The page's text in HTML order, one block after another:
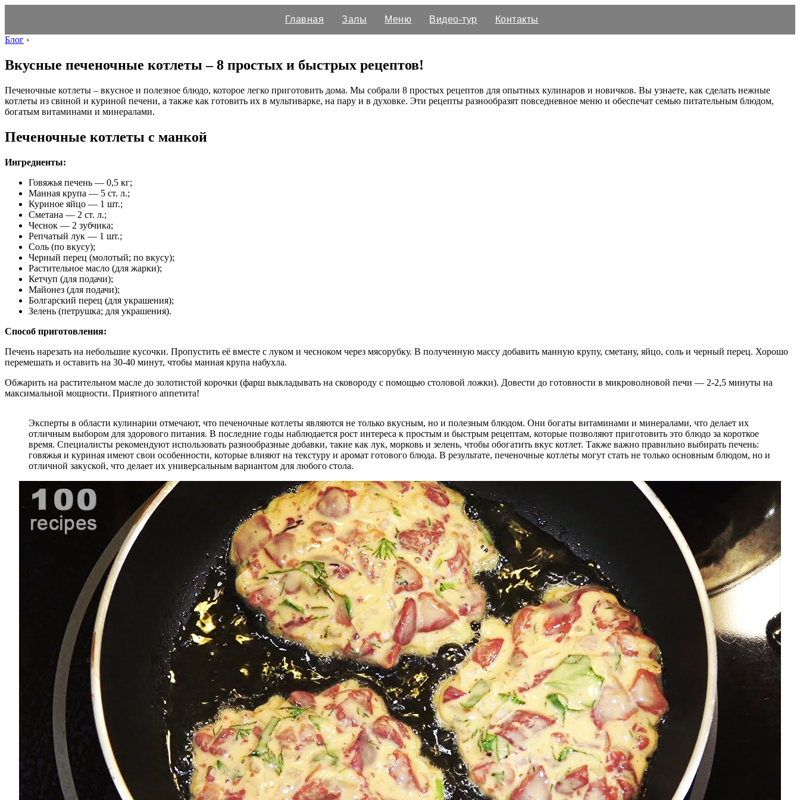
Главная Залы Меню Видео-тур
Контакты
Блог ›
Вкусные печеночные котлеты – 8 простых и быстрых рецептов!
Печеночные котлеты – вкусное и полезное блюдо, которое легко приготовить дома. Мы собрали 8 простых рецептов для опытных кулинаров и новичков. Вы узнаете, как сделать нежные
котлеты из свиной и куриной печени, а также как готовить их в мультиварке, на пару и в духовке. Эти рецепты разнообразят повседневное меню и обеспечат семью питательным блюдом,
богатым витаминами и минералами.
Печеночные котлеты с манкой
Ингредиенты:
Говяжья печень — 0,5 кг;
Манная крупа — 5 ст. л.;
Куриное яйцо — 1 шт.;
Сметана — 2 ст. л.;
Чеснок — 2 зубчика;
Репчатый лук — 1 шт.;
Соль (по вкусу);
Черный перец (молотый; по вкусу);
Растительное масло (для жарки);
Кетчуп (для подачи);
Майонез (для подачи);
Болгарский перец (для украшения);
Зелень (петрушка; для украшения).
Способ приготовления:
Печень нарезать на небольшие кусочки. Пропустить её вместе с луком и чесноком через мясорубку. В полученную массу добавить манную крупу, сметану, яйцо, соль и черный перец. Хорошо
перемешать и оставить на 30-40 минут, чтобы манная крупа набухла.
Обжарить на растительном масле до золотистой корочки (фарш выкладывать на сковороду с помощью столовой ложки). Довести до готовности в микроволновой печи — 2-2,5 минуты на
максимальной мощности. Приятного аппетита!
Эксперты в области кулинарии отмечают, что печеночные котлеты являются не только вкусным, но и полезным блюдом. Они богаты витаминами и минералами, что делает их
отличным выбором для здорового питания. В последние годы наблюдается рост интереса к простым и быстрым рецептам, которые позволяют приготовить это блюдо за короткое
время. Специалисты рекомендуют использовать разнообразные добавки, такие как лук, морковь и зелень, чтобы обогатить вкус котлет. Также важно правильно выбирать печень:
говяжья и куриная имеют свои особенности, которые влияют на текстуру и аромат готового блюда. В результате, печеночные котлеты могут стать не только основным блюдом, но и
отличной закуской, что делает их универсальным вариантом для любого стола.